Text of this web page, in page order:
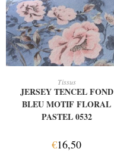
Tissus
JERSEY TENCEL FOND
BLEU MOTIF FLORAL
PASTEL 0532
€16,50